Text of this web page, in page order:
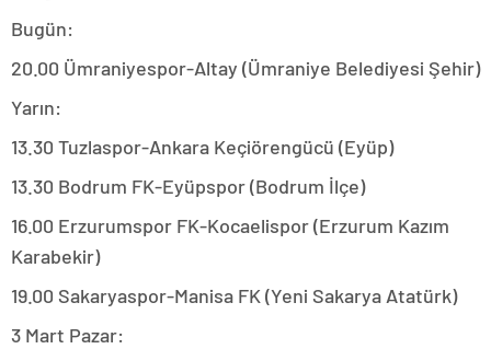
Bugün:
20.00 Ümraniyespor-Altay (Ümraniye Belediyesi Şehir)
Yarın:
13.30 Tuzlaspor-Ankara Keçiörengücü (Eyüp)
13.30 Bodrum FK-Eyüpspor (Bodrum İlçe)
16.00 Erzurumspor FK-Kocaelispor (Erzurum Kazım
Karabekir)
19.00 Sakaryaspor-Manisa FK (Yeni Sakarya Atatürk)
3 Mart Pazar: